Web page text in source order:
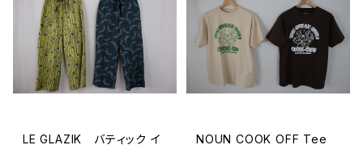
LE GLAZIK バティック イ NOUN COOK OFF Tee